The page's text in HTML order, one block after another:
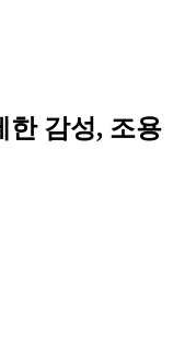
한 감성, 조용